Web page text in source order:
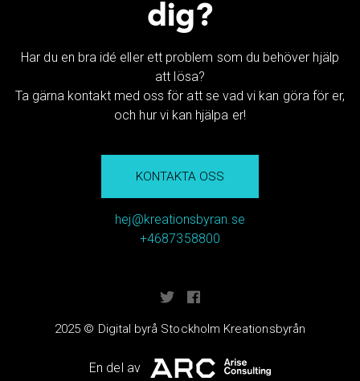
dig?
Har du en bra idé eller ett problem som du behöver hjälp
att lösa?
Ta gärna kontakt med oss för att se vad vi kan göra för er,
och hur vi kan hjälpa er!
KONTAKTA OSS
hej@kreationsbyran.se
+4687358800
2025 © Digital byrå Stockholm Kreationsbyrån
En del av